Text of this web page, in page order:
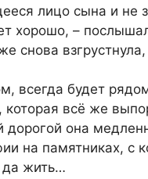
лицо сына и не
хорошо, –
снова
всегда будет
которая всё же
дорогой она
на памятниках, с
жить…